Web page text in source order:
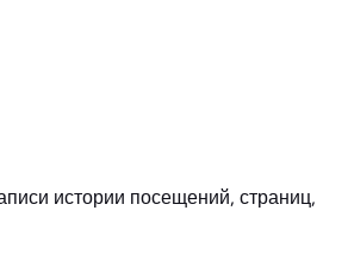
истории посещений, страниц,